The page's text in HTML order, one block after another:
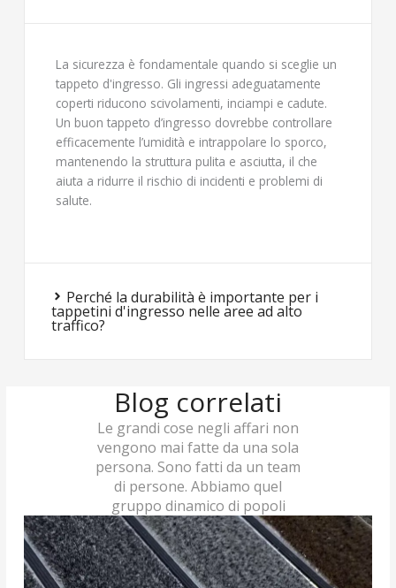
La sicurezza è fondamentale quando si sceglie un
tappeto d'ingresso. Gli ingressi adeguatamente
coperti riducono scivolamenti, inciampi e cadute.
Un buon tappeto d’ingresso dovrebbe controllare
efficacemente l’umidità e intrappolare lo sporco,
mantenendo la struttura pulita e asciutta, il che
aiuta a ridurre il rischio di incidenti e problemi di
salute.
Perché la durabilità è importante per i
tappetini d'ingresso nelle aree ad alto
traffico?
Blog correlati
Le grandi cose negli affari non
vengono mai fatte da una sola
persona. Sono fatti da un team
di persone. Abbiamo quel
gruppo dinamico di popoli